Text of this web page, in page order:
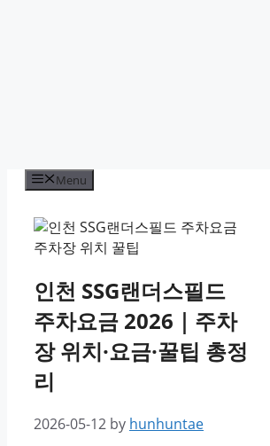
Menu
인천 SSG랜더스필드
주차요금 2026｜주차
장 위치·요금·꿀팁 총정
리
2026-05-12 by hunhuntae